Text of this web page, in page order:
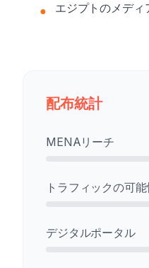
● エジプトのメディ
配布統計
MENAリーチ
トラフィックの可
デジタルポータル